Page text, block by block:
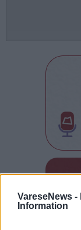
VareseNews -
Information